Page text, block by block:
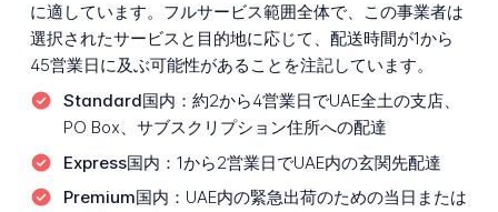
に適しています。フルサービス範囲全体で、この事業者は
選択されたサービスと目的地に応じて、配送時間が1から
45営業日に及ぶ可能性があることを注記しています。
Standard国内： 約2から4営業日でUAE全土の支店、
PO Box、サブスクリプション住所への配達
Express国内： 1から2営業日でUAE内の玄関先配達
Premium国内： UAE内の緊急出荷のための当日または